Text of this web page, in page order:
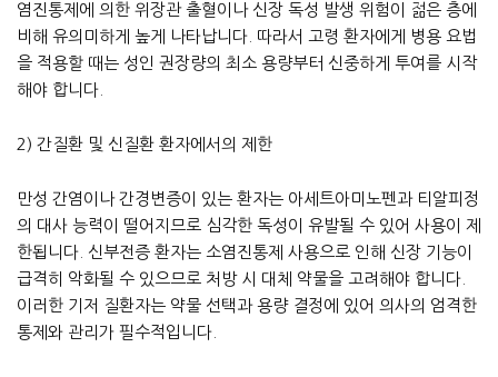
염진통제에 의한 위장관 출혈이나 신장 독성 발생 위험이 젊은 층에
비해 유의미하게 높게 나타납니다. 따라서 고령 환자에게 병용 요법
을 적용할 때는 성인 권장량의 최소 용량부터 신중하게 투여를 시작
해야 합니다.
2) 간질환 및 신질환 환자에서의 제한
만성 간염이나 간경변증이 있는 환자는 아세트아미노펜과 티알피정
의 대사 능력이 떨어지므로 심각한 독성이 유발될 수 있어 사용이 제
한됩니다. 신부전증 환자는 소염진통제 사용으로 인해 신장 기능이
급격히 악화될 수 있으므로 처방 시 대체 약물을 고려해야 합니다.
이러한 기저 질환자는 약물 선택과 용량 결정에 있어 의사의 엄격한
통제와 관리가 필수적입니다.